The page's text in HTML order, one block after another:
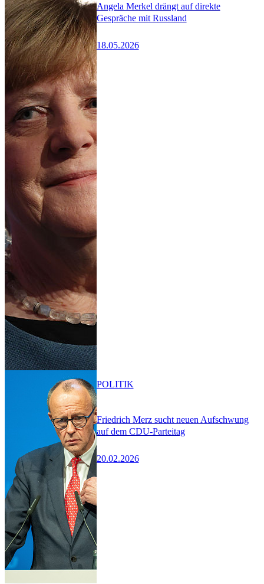
Angela Merkel drängt auf direkte
Gespräche mit Russland
18.05.2026
Friedrich Merz sucht neuen Aufschwung
auf dem CDU-Parteitag
20.02.2026
POLITIK